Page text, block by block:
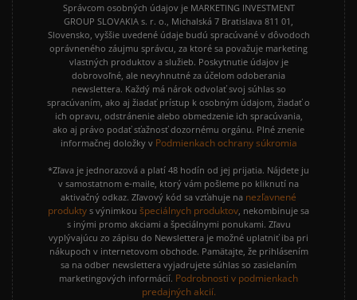
Správcom osobných údajov je MARKETING INVESTMENT
GROUP SLOVAKIA s. r. o., Michalská 7 Bratislava 811 01,
Slovensko, vyššie uvedené údaje budú spracúvané v dôvodoch
oprávneného záujmu správcu, za ktoré sa považuje marketing
vlastných produktov a služieb. Poskytnutie údajov je
dobrovoľné, ale nevyhnutné za účelom odoberania
newslettera. Každý má nárok odvolať svoj súhlas so
spracúvaním, ako aj žiadať prístup k osobným údajom, žiadať o
ich opravu, odstránenie alebo obmedzenie ich spracúvania,
ako aj právo podať sťažnosť dozornému orgánu. Plné znenie
informačnej doložky v Podmienkach ochrany súkromia
*Zľava je jednorazová a platí 48 hodín od jej prijatia. Nájdete ju
v samostatnom e-maile, ktorý vám pošleme po kliknutí na
aktivačný odkaz. Zľavový kód sa vzťahuje na nezľavnené
produkty s výnimkou špeciálnych produktov, nekombinuje sa
s inými promo akciami a špeciálnymi ponukami. Zľavu
vyplývajúcu zo zápisu do Newslettera je možné uplatniť iba pri
nákupoch v internetovom obchode. Pamätajte, že prihlásením
sa na odber newslettera vyjadrujete súhlas so zasielaním
marketingových informácií. Podrobnosti v podmienkach
predajných akcií.